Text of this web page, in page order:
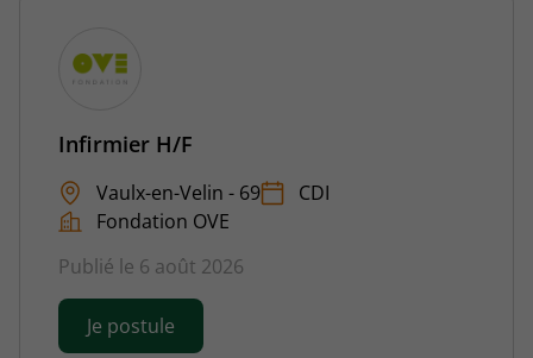
Infirmier H/F
Vaulx-en-Velin - 69
CDI
Fondation OVE
Publié le 6 août 2026
Je postule